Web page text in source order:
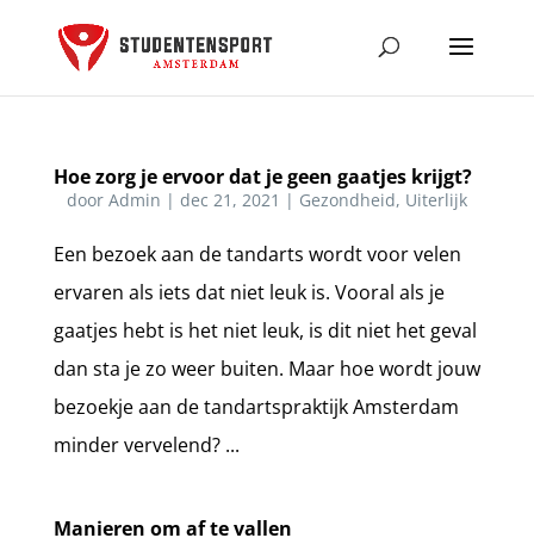
Hoe zorg je ervoor dat je geen gaatjes krijgt?
door Admin | dec 21, 2021 | Gezondheid, Uiterlijk
Een bezoek aan de tandarts wordt voor velen
ervaren als iets dat niet leuk is. Vooral als je
gaatjes hebt is het niet leuk, is dit niet het geval
dan sta je zo weer buiten. Maar hoe wordt jouw
bezoekje aan de tandartspraktijk Amsterdam
minder vervelend? ...
Manieren om af te vallen